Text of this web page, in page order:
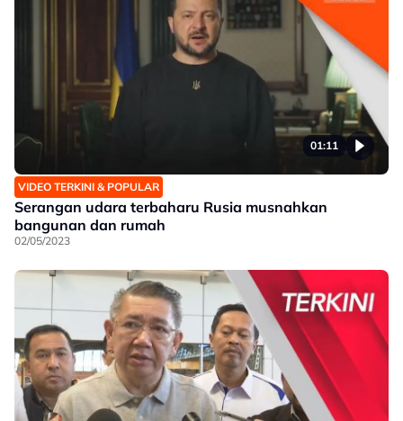
01:11
VIDEO TERKINI & POPULAR
Serangan udara terbaharu Rusia musnahkan
bangunan dan rumah
02/05/2023